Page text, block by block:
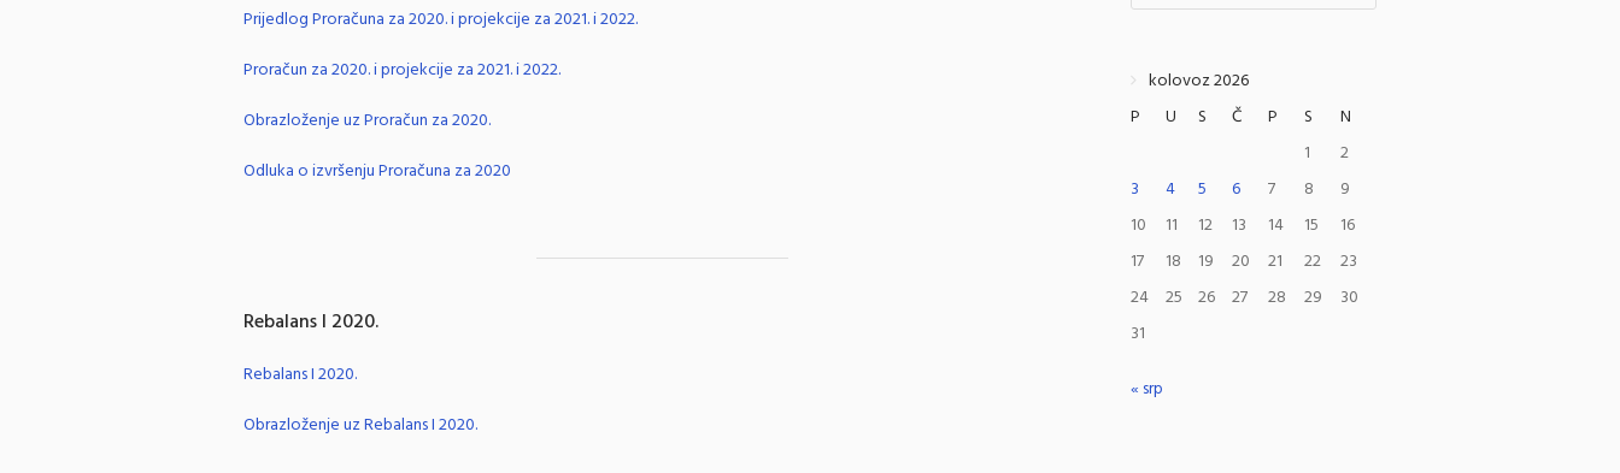
Prijedlog Proračuna za 2020. i projekcije za 2021. i 2022.
Proračun za 2020. i projekcije za 2021. i 2022.
Obrazloženje uz Proračun za 2020.
Odluka o izvršenju Proračuna za 2020
Rebalans I 2020.
Rebalans I 2020.
Obrazloženje uz Rebalans I 2020.
kolovoz 2026
P
U S Č P S
N
1
2
3
4 5 6 7 8
9
10
11 12 13 14 15
16
17
18 19 20 21 22
23
24
25 26 27 28 29
30
31
« srp